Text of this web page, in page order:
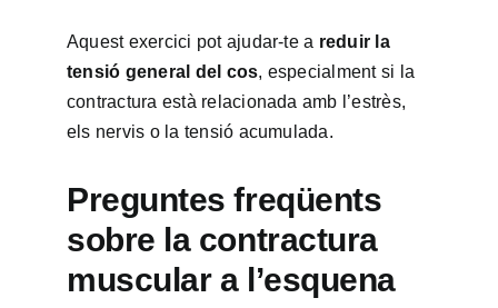
Aquest exercici pot ajudar-te a reduir la
tensió general del cos, especialment si la
contractura està relacionada amb l’estrès,
els nervis o la tensió acumulada.
Preguntes freqüents
sobre la contractura
muscular a l’esquena